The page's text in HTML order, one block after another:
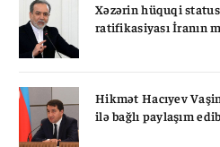
Xəzərin hüquqi
ratifikasiyası İranın
Hikmət Hacıyev
ilə bağlı paylaşım edib